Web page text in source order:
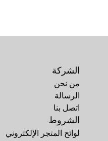
الشركة
من نحن
الرسالة
اتصل بنا
الشروط
لوائح المتجر الإلكتروني